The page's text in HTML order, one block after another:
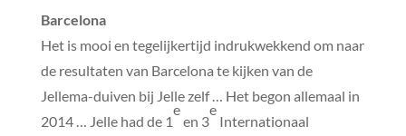
Barcelona
Het is mooi en tegelijkertijd indrukwekkend om naar
de resultaten van Barcelona te kijken van de
Jellema-duiven bij Jelle zelf … Het begon allemaal in
2014 … Jelle had de 1
e
en 3
e
Internationaal